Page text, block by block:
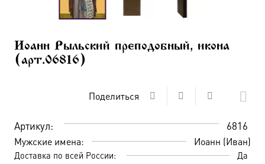
Иоанн Рыльский преподобный, икона
(арт.06816)
Поделиться
Артикул: 6816
Мужские имена: Иоанн (Иван)
Доставка по всей России: Да